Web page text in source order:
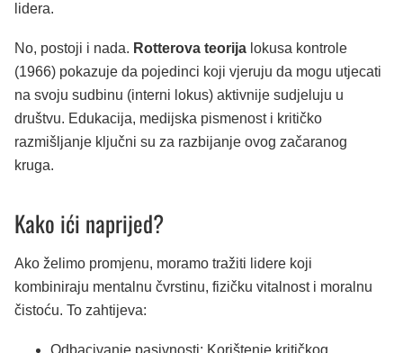
lidera.
No, postoji i nada. Rotterova teorija lokusa kontrole
(1966) pokazuje da pojedinci koji vjeruju da mogu utjecati
na svoju sudbinu (interni lokus) aktivnije sudjeluju u
društvu. Edukacija, medijska pismenost i kritičko
razmišljanje ključni su za razbijanje ovog začaranog
kruga.
Kako ići naprijed?
Ako želimo promjenu, moramo tražiti lidere koji
kombiniraju mentalnu čvrstinu, fizičku vitalnost i moralnu
čistoću. To zahtijeva:
Odbacivanje pasivnosti: Korištenje kritičkog